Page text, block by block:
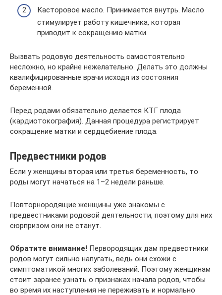
Касторовое масло. Принимается внутрь. Масло
стимулирует работу кишечника, которая
приводит к сокращению матки.
Вызвать родовую деятельность самостоятельно
несложно, но крайне нежелательно. Делать это должны
квалифицированные врачи исходя из состояния
беременной.
Перед родами обязательно делается КТГ плода
(кардиотокография). Данная процедура регистрирует
сокращение матки и сердцебиение плода.
Предвестники родов
Если у женщины вторая или третья беременность, то
роды могут начаться на 1–2 недели раньше.
Повторнородящие женщины уже знакомы с
предвестниками родовой деятельности, поэтому для них
сюрпризом они не станут.
Обратите внимание! Первородящих дам предвестники
родов могут сильно напугать, ведь они схожи с
симптоматикой многих заболеваний. Поэтому женщинам
стоит заранее узнать о признаках начала родов, чтобы
во время их наступления не переживать и нормально